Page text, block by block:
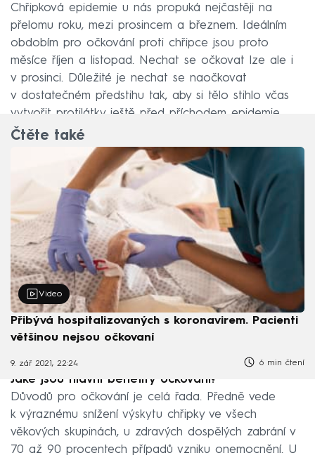
Chřipková epidemie u nás propuká nejčastěji na
přelomu roku, mezi prosincem a březnem. Ideálním
obdobím pro očkování proti chřipce jsou proto
měsíce říjen a listopad. Nechat se očkovat lze ale i
v prosinci. Důležité je nechat se naočkovat
v dostatečném předstihu tak, aby si tělo stihlo včas
vytvořit protilátky ještě před příchodem epidemie.
Čtěte také
Video
Přibývá hospitalizovaných s koronavirem. Pacienti
většinou nejsou očkovaní
9. zář 2021, 22:24 6 min čtení
Jaké jsou hlavní benefity očkování?
Důvodů pro očkování je celá řada. Předně vede
k výraznému snížení výskytu chřipky ve všech
věkových skupinách, u zdravých dospělých zabrání v
70 až 90 procentech případů vzniku onemocnění. U